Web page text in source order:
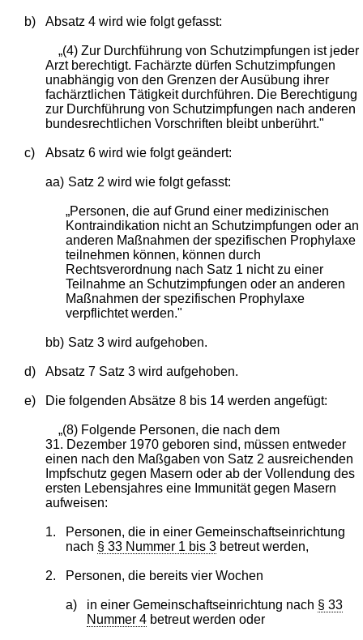
b) Absatz 4 wird wie folgt gefasst:
„(4) Zur Durchführung von Schutzimpfungen ist jeder
Arzt berechtigt. Fachärzte dürfen Schutzimpfungen
unabhängig von den Grenzen der Ausübung ihrer
fachärztlichen Tätigkeit durchführen. Die Berechtigung
zur Durchführung von Schutzimpfungen nach anderen
bundesrechtlichen Vorschriften bleibt unberührt."
c) Absatz 6 wird wie folgt geändert:
aa) Satz 2 wird wie folgt gefasst:
„Personen, die auf Grund einer medizinischen
Kontraindikation nicht an Schutzimpfungen oder an
anderen Maßnahmen der spezifischen Prophylaxe
teilnehmen können, können durch
Rechtsverordnung nach Satz 1 nicht zu einer
Teilnahme an Schutzimpfungen oder an anderen
Maßnahmen der spezifischen Prophylaxe
verpflichtet werden."
bb) Satz 3 wird aufgehoben.
d) Absatz 7 Satz 3 wird aufgehoben.
e) Die folgenden Absätze 8 bis 14 werden angefügt:
„(8) Folgende Personen, die nach dem
31. Dezember 1970 geboren sind, müssen entweder
einen nach den Maßgaben von Satz 2 ausreichenden
Impfschutz gegen Masern oder ab der Vollendung des
ersten Lebensjahres eine Immunität gegen Masern
aufweisen:
1.
Personen, die in einer Gemeinschaftseinrichtung
nach § 33 Nummer 1 bis 3 betreut werden,
2. Personen, die bereits vier Wochen
a) in einer Gemeinschaftseinrichtung nach § 33
Nummer 4betreut werden oder